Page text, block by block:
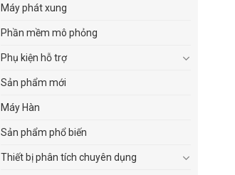
Máy phát xung
Phần mềm mô phỏng
Phụ kiện hỗ trợ
Sản phẩm mới
Máy Hàn
Sản phẩm phổ biến
Thiết bị phân tích chuyên dụng